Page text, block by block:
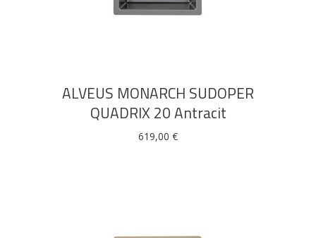
ALVEUS MONARCH SUDOPER
QUADRIX 20 Antracit
619,00 €